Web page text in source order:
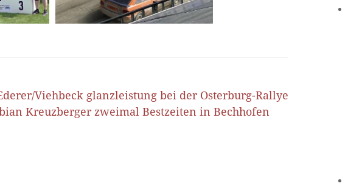
Viehbeck glanzleistung bei der Osterburg-Rallye
Kreuzberger zweimal Bestzeiten in Bechhofen